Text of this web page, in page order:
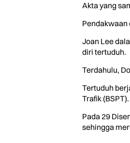
Akta yang
Pendakwaan
Joan Lee
diri tertuduh.
Terdahulu,
Tertuduh
Trafik (BSPT).
Pada 29
sehingga